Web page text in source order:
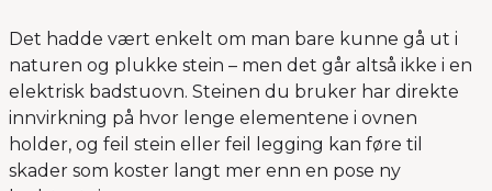
Det hadde vært enkelt om man bare kunne gå ut i
naturen og plukke stein – men det går altså ikke i en
elektrisk badstuovn. Steinen du bruker har direkte
innvirkning på hvor lenge elementene i ovnen
holder, og feil stein eller feil legging kan føre til
skader som koster langt mer enn en pose ny